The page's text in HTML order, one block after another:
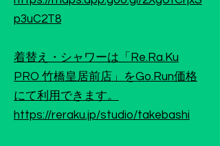
p3uC2T8
着替え・シャワーは「Re.Ra.Ku
PRO 竹橋皇居前店」をGo.Run価格
にて利用できます。
https://reraku.jp/studio/takebashi